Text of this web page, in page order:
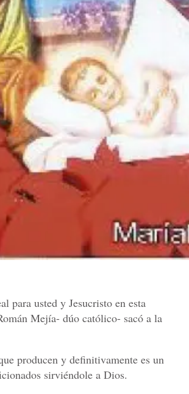
para usted y Jesucristo en esta
Mejía- dúo católico- sacó a la
producen y definitivamente es un
sirviéndole a Dios.